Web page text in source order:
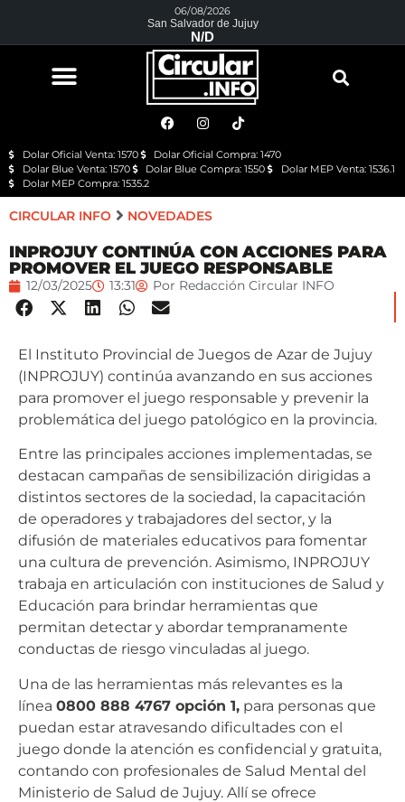
06/08/2026
San Salvador de Jujuy
N/D
Dolar Oficial Venta: 1570
Dolar Oficial Compra: 1470
Dolar Blue Venta: 1570
Dolar Blue Compra: 1550
Dolar MEP Venta: 1536.1
Dolar MEP Compra: 1535.2
CIRCULAR INFO NOVEDADES
INPROJUY CONTINÚA CON ACCIONES PARA
PROMOVER EL JUEGO RESPONSABLE
12/03/2025 13:31 Por Redacción Circular INFO
El Instituto Provincial de Juegos de Azar de Jujuy
(INPROJUY) continúa avanzando en sus acciones
para promover el juego responsable y prevenir la
problemática del juego patológico en la provincia.
Entre las principales acciones implementadas, se
destacan campañas de sensibilización dirigidas a
distintos sectores de la sociedad, la capacitación
de operadores y trabajadores del sector, y la
difusión de materiales educativos para fomentar
una cultura de prevención. Asimismo, INPROJUY
trabaja en articulación con instituciones de Salud y
Educación para brindar herramientas que
permitan detectar y abordar tempranamente
conductas de riesgo vinculadas al juego.
Una de las herramientas más relevantes es la
línea 0800 888 4767 opción 1, para personas que
puedan estar atravesando dificultades con el
juego donde la atención es confidencial y gratuita,
contando con profesionales de Salud Mental del
Ministerio de Salud de Jujuy. Allí se ofrece